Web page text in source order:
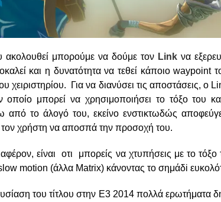
ακολουθεί μπορούμε να δούμε τον Linkνα
και η δυνατότητα να τεθεί κάποιο waypoint
χειριστηρίου. Για να διανύσει τις αποστάσεις, ο
μπορεί να χρησιμοποιήσει το τόξο του
από το άλογό του, εκείνο ενστικτωδώς
τον χρήστη να αποσπά την προσοχή του.
είναι οτι μπορείς να χτυπήσεις με το
motion (άλλα Matrix) κάνοντας το σημάδi
του τίτλου στην E3 2014 πολλά ερωτήματα